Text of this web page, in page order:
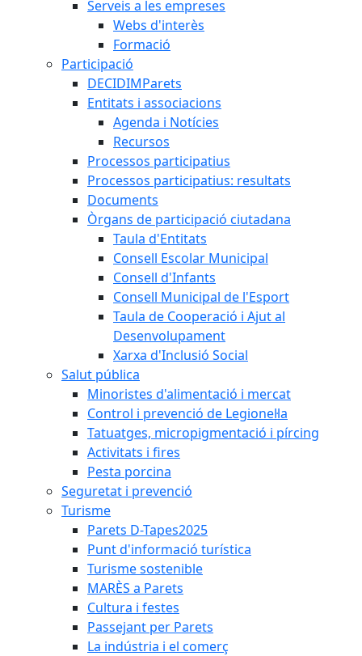
Serveis a les empreses
Webs d'interès
Formació
Participació
DECIDIMParets
Entitats i associacions
Agenda i Notícies
Recursos
Processos participatius
Processos participatius: resultats
Documents
Òrgans de participació ciutadana
Taula d'Entitats
Consell Escolar Municipal
Consell d'Infants
Consell Municipal de l'Esport
Taula de Cooperació i Ajut al
Desenvolupament
Xarxa d'Inclusió Social
Salut pública
Minoristes d'alimentació i mercat
Control i prevenció de Legionel·la
Tatuatges, micropigmentació i pírcing
Activitats i fires
Pesta porcina
Seguretat i prevenció
Turisme
Parets D-Tapes2025
Punt d'informació turística
Turisme sostenible
MARÈS a Parets
Cultura i festes
Passejant per Parets
La indústria i el comerç